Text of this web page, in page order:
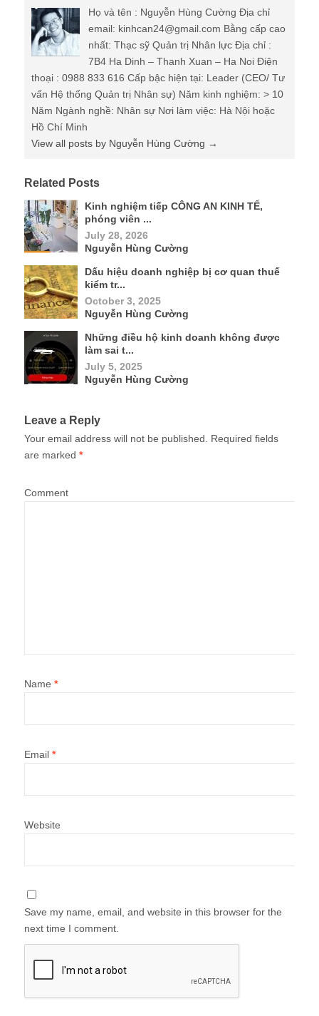
Họ và tên : Nguyễn Hùng Cường Địa chỉ
email: kinhcan24@gmail.com Bằng cấp cao
nhất: Thạc sỹ Quản trị Nhân lực Địa chỉ :
7B4 Ha Dinh – Thanh Xuan – Ha Noi Điện
thoại : 0988 833 616 Cấp bậc hiện tại: Leader (CEO/ Tư
vấn Hệ thống Quản trị Nhân sự) Năm kinh nghiệm: > 10
Năm Ngành nghề: Nhân sự Nơi làm việc: Hà Nội hoặc
Hồ Chí Minh
View all posts by Nguyễn Hùng Cường →
Related Posts
Kinh nghiệm tiếp CÔNG AN KINH TẾ,
phóng viên ...
July 28, 2026
Nguyễn Hùng Cường
Dấu hiệu doanh nghiệp bị cơ quan thuế
kiểm tr...
October 3, 2025
Nguyễn Hùng Cường
Những điều hộ kinh doanh không được
làm sai t...
July 5, 2025
Nguyễn Hùng Cường
Leave a Reply
Your email address will not be published.
Required fields
are marked *
Comment
Name *
Email *
Website
Save my name, email, and website in this browser for the
next time I comment.